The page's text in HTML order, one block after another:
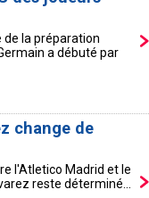
de la préparation
a débuté par
change de
l'Atletico Madrid et le
reste déterminé...